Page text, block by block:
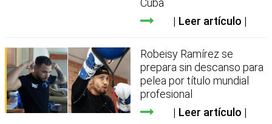
Leer artículo
Robeisy Ramírez se
prepara sin descanso para
pelea por título mundial
profesional
Leer artículo